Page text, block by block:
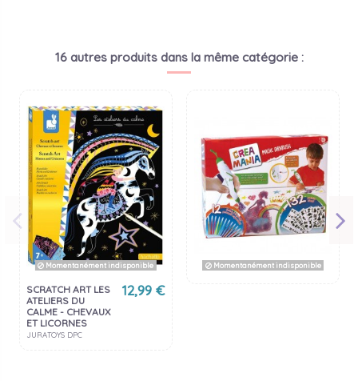
16 autres produits dans la même catégorie :
Momentanément indisponible
SCRATCH ART LES
ATELIERS DU
CALME - CHEVAUX
ET LICORNES
JURATOYS DPC
12,99 €
Momentanément indisponible